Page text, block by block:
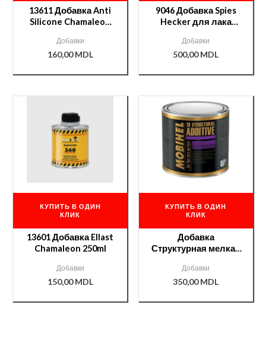
13611 Добавка Anti
Silicone Chamaleon
Добавки
160,00MDL
9046 Добавка Spies
Hecker для лака
Добавки
500,00MDL
КУПИТЬ В ОДИН
КЛИК
13601 Добавка Ellast
Chamaleon 250ml
Добавки
150,00MDL
КУПИТЬ В ОДИН
КЛИК
Добавка
Структурная мелкая
0,5л./000003954/
Добавки
350,00MDL